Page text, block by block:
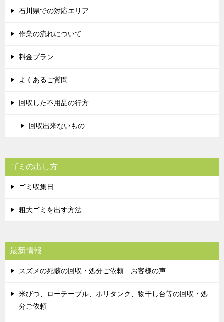
石川県での対応エリア
作業の流れについて
料金プラン
よくあるご質問
回収した不用品の行方
回収出来ないもの
ゴミの出し方
ゴミ収集日
粗大ゴミを出す方法
最新情報
スズメの死骸の回収・処分ご依頼 お客様の声
米びつ、ローテーブル、ポリタンク、物干し台等の回収・処
分ご依頼